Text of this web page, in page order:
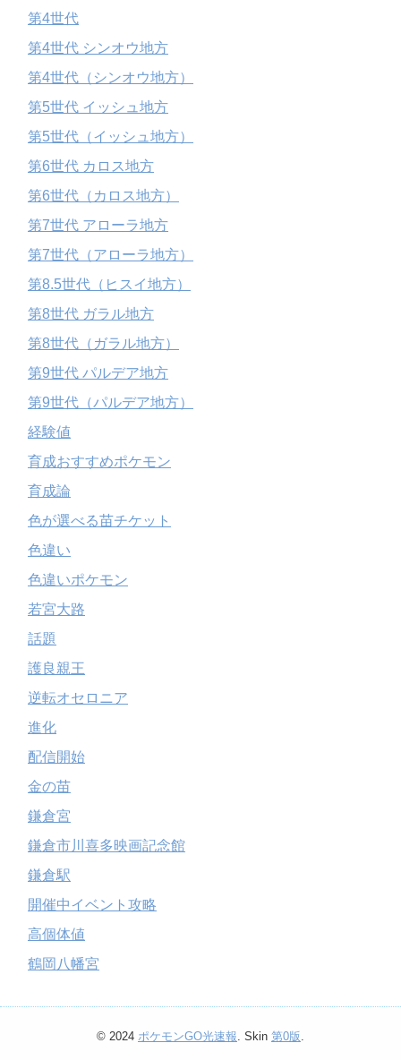
第4世代
第4世代 シンオウ地方
第4世代（シンオウ地方）
第5世代 イッシュ地方
第5世代（イッシュ地方）
第6世代 カロス地方
第6世代（カロス地方）
第7世代 アローラ地方
第7世代（アローラ地方）
第8.5世代（ヒスイ地方）
第8世代 ガラル地方
第8世代（ガラル地方）
第9世代 パルデア地方
第9世代（パルデア地方）
経験値
育成おすすめポケモン
育成論
色が選べる苗チケット
色違い
色違いポケモン
若宮大路
話題
護良親王
逆転オセロニア
進化
配信開始
金の苗
鎌倉宮
鎌倉市川喜多映画記念館
鎌倉駅
開催中イベント攻略
高個体値
鶴岡八幡宮
© 2024 ポケモンGO光速報. Skin 第0版.